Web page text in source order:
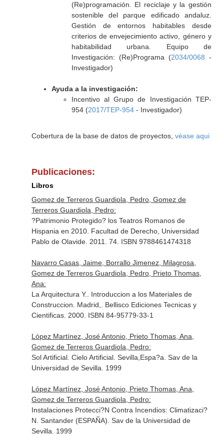
(Re)programación. El reciclaje y la gestión
sostenible del parque edificado andaluz.
Gestión de entornos habitables desde
criterios de envejecimiento activo, género y
habitabilidad urbana. Equipo de
Investigación: (Re)Programa (2034/0068 -
Investigador)
Ayuda a la investigación:
Incentivo al Grupo de Investigación TEP-
954 (2017/TEP-954- Investigador)
Cobertura de la base de datos de proyectos, véase aqui
Publicaciones:
Libros
Gomez de Terreros Guardiola, Pedro, Gomez de
Terreros Guardiola, Pedro:
?Patrimonio Protegido? los Teatros Romanos de
Hispania en 2010. Facultad de Derecho, Universidad
Pablo de Olavide. 2011. 74. ISBN 9788461474318
Navarro Casas, Jaime, Borrallo Jimenez, Milagrosa,
Gomez de Terreros Guardiola, Pedro, Prieto Thomas,
Ana:
La Arquitectura Y.. Introduccion a los Materiales de
Construccion. Madrid,. Bellisco Ediciones Tecnicas y
Cientificas. 2000. ISBN 84-95779-33-1
López Martínez, José Antonio, Prieto Thomas, Ana,
Gomez de Terreros Guardiola, Pedro:
Sol Artificial. Cielo Artificial. Sevilla,Espa?a. Sav de la
Universidad de Sevilla. 1999
López Martínez, José Antonio, Prieto Thomas, Ana,
Gomez de Terreros Guardiola, Pedro:
Instalaciones Protecci?N Contra Incendios: Climatizaci?
N. Santander (ESPAÑA). Sav de la Universidad de
Sevilla. 1999